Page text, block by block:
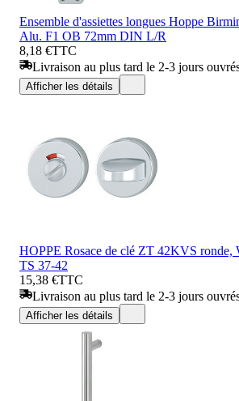
Ensemble d'assiettes longues Hoppe
Alu. F1 OB 72mm DIN L/R
8,18 €TTC
Livraison au plus tard le 2-3 jours
Afficher les détails
HOPPE Rosace de clé ZT 42KVS ronde,
TS 37-42
15,38 €TTC
Livraison au plus tard le 2-3 jours
Afficher les détails